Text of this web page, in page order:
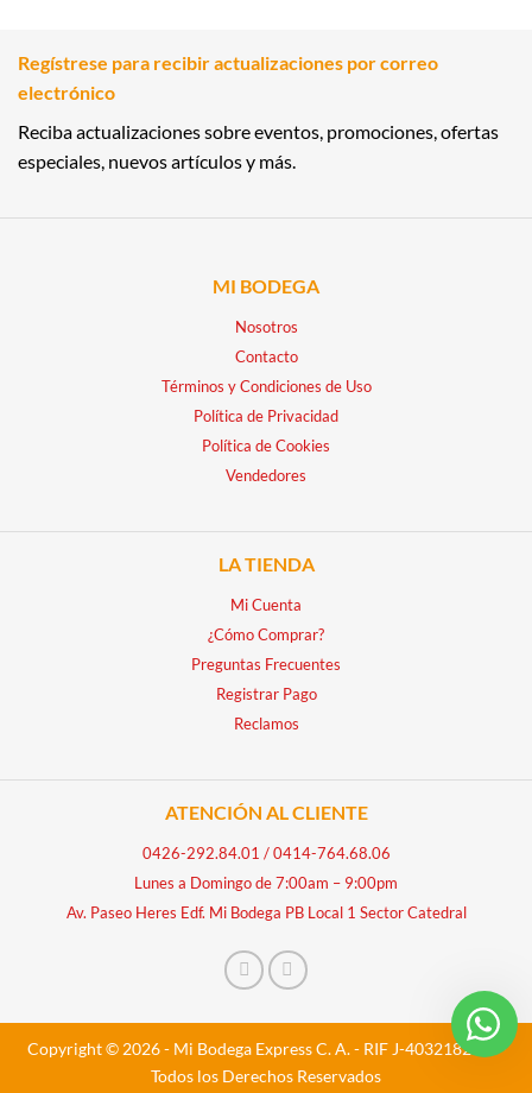
Regístrese para recibir actualizaciones por correo
electrónico
Reciba actualizaciones sobre eventos, promociones, ofertas
especiales, nuevos artículos y más.
MI BODEGA
Nosotros
Contacto
Términos y Condiciones de Uso
Política de Privacidad
Política de Cookies
Vendedores
LA TIENDA
Mi Cuenta
¿Cómo Comprar?
Preguntas Frecuentes
Registrar Pago
Reclamos
ATENCIÓN AL CLIENTE
0426-292.84.01 /0414-764.68.06
Lunes a Domingo de 7:00am – 9:00pm
Av. Paseo Heres Edf. Mi Bodega PB Local 1 Sector Catedral
Copyright © 2026 - Mi Bodega Express C. A. - RIF J-40321828-5 -
Todos los Derechos Reservados